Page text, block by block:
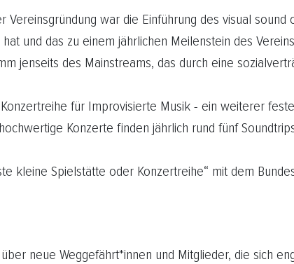
war die Einführung des visual sound
und das zu einem jährlichen Meilenstein des
jenseits des Mainstreams, das durch eine
für Improvisierte Musik - ein weiterer
Konzerte finden jährlich rund fünf
kleine Spielstätte oder Konzertreihe“ mit dem
neue Weggefährt*innen und Mitglieder, die sich